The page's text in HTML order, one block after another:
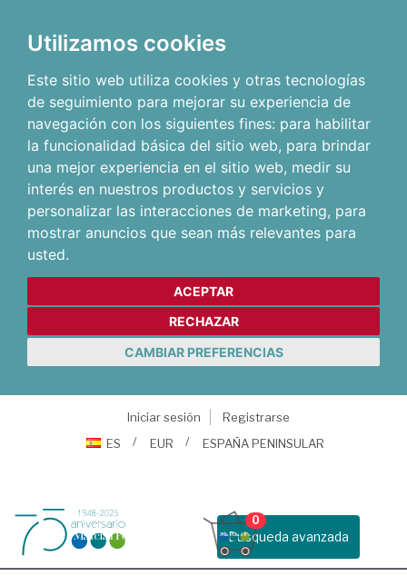
Utilizamos cookies
Este sitio web utiliza cookies y otras tecnologías
de seguimiento para mejorar su experiencia de
navegación con los siguientes fines: para habilitar
la funcionalidad básica del sitio web, para brindar
una mejor experiencia en el sitio web, medir su
interés en nuestros productos y servicios y
personalizar las interacciones de marketing, para
mostrar anuncios que sean más relevantes para
usted.
ACEPTAR
RECHAZAR
CAMBIAR PREFERENCIAS
Iniciar sesión
Registrarse
ES
EUR ESPAÑA PENINSULAR
Busqueda avanzada
0